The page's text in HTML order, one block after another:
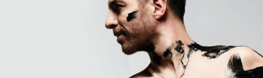
« Mon Village Révolté » - Combattre un Projet !
« Le Béton et le Bambou / Propositions pour Mayotte et le Monde. » - Améliorations !
Star Fox